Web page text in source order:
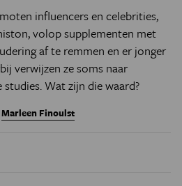
influencers en celebrities,
volop supplementen met
af te remmen en er jonger
verwijzen ze soms naar
Wat zijn die waard?
Marleen Finoulst